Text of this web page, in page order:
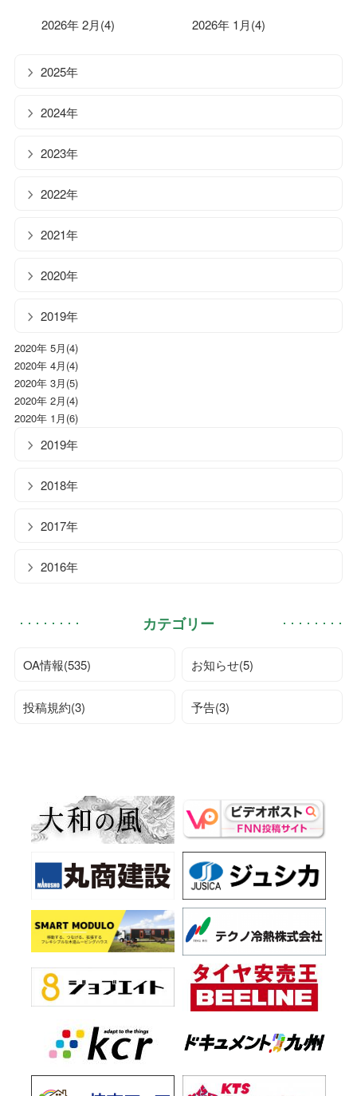
2026年 2月(4) 2026年 1月(4)
2025年
2024年
2023年
2022年
2021年
2020年
2019年
2020年 5月(4)
2020年 4月(4)
2020年 3月(5)
2020年 2月(4)
2020年 1月(6)
2019年
2018年
2017年
2016年
カテゴリー
OA情報(535) お知らせ(5)
投稿規約(3) 予告(3)